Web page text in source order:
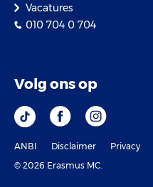
Vacatures
010 704 0 704
Volg ons op
ANBI Disclaimer Privacy
© 2026 Erasmus MC.